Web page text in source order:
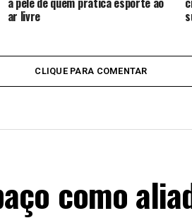
ar livre
CLIQUE PARA COMENTAR
como